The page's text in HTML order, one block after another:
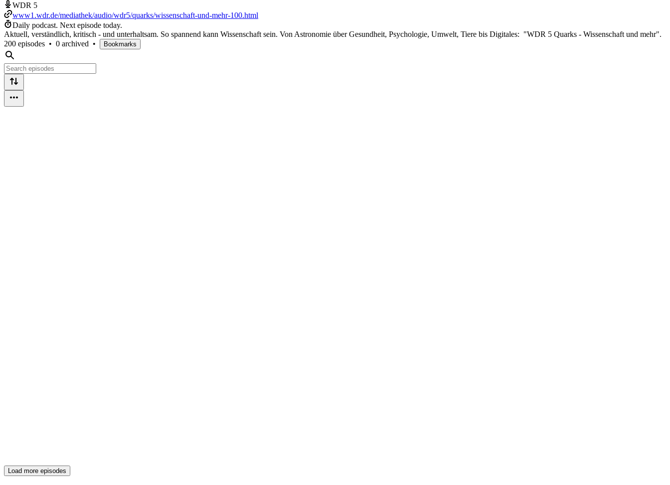
WDR 5
www1.wdr.de/mediathek/audio/wdr5/quarks/wissenschaft-und-mehr-100.html
Daily podcast. Next episode today.
Aktuell, verständlich, kritisch - und unterhaltsam. So spannend kann Wissenschaft sein. Von Astronomie über Gesundheit, Psychologie, Umwelt, Tiere bis Digitales: "WDR 5 Quarks - Wissenschaft und mehr".
200 episodes • 0 archived • Bookmarks
Load more episodes